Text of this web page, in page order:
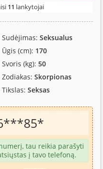
11 lankytojai
Sudėjimas: Seksualus
Ūgis (cm): 170
Svoris (kg): 50
Zodiakas: Skorpionas
Tikslas: Seksas
***85*
tau reikia parašyti
į tavo telefoną.